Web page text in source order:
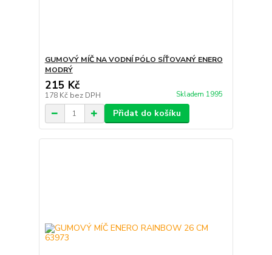
GUMOVÝ MÍČ NA VODNÍ PÓLO SÍŤOVANÝ ENERO
MODRÝ
215 Kč
178 Kč bez DPH Skladem 1995
Přidat do košíku